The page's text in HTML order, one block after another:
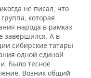
не писал, что
которая
народа в рамках
завершился. А в
сибирские татары
одной единой
Было тесное
Возник общий